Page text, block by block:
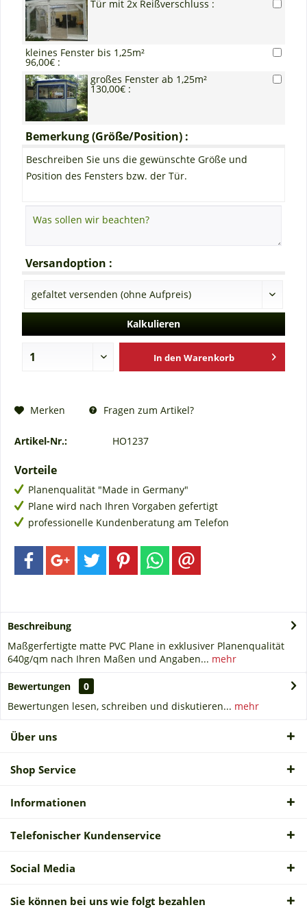
Tür mit 2x Reißverschluss :
kleines Fenster bis 1,25m²
96,00€ :
großes Fenster ab 1,25m²
130,00€ :
Bemerkung (Größe/Position) :
Beschreiben Sie uns die gewünschte Größe und
Position des Fensters bzw. der Tür.
Versandoption :
Kalkulieren
In den Warenkorb
Merken Fragen zum Artikel?
Artikel-Nr.: HO1237
Vorteile
Planenqualität "Made in Germany"
Plane wird nach Ihren Vorgaben gefertigt
professionelle Kundenberatung am Telefon
Beschreibung
Maßgerfertigte matte PVC Plane in exklusiver Planenqualität
640g/qm nach Ihren Maßen und Angaben... mehr
Bewertungen
0
Bewertungen lesen, schreiben und diskutieren... mehr
Über uns
Shop Service
Informationen
Telefonischer Kundenservice
Social Media
Sie können bei uns wie folgt bezahlen